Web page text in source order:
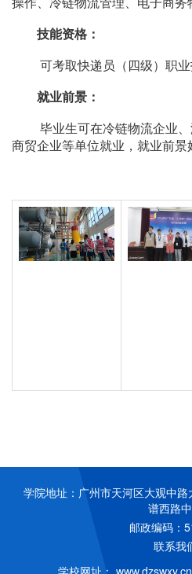
技能资格：
可考取快递员（四级）职业
就业前景：
毕业生可在冷链物流企业、
商贸企业等单位就业，就业前景
学院地址：广州市天河区大观中
谱西路中
邮政编码：
联系我
学校网址： www.dzswxy.cn